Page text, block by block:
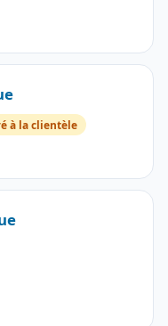
à la clientèle